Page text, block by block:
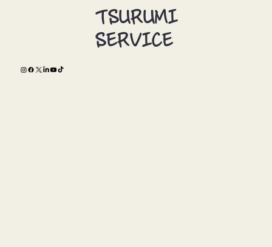
TSURUMI
SERVICE